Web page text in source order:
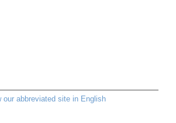
our abbreviated site in English